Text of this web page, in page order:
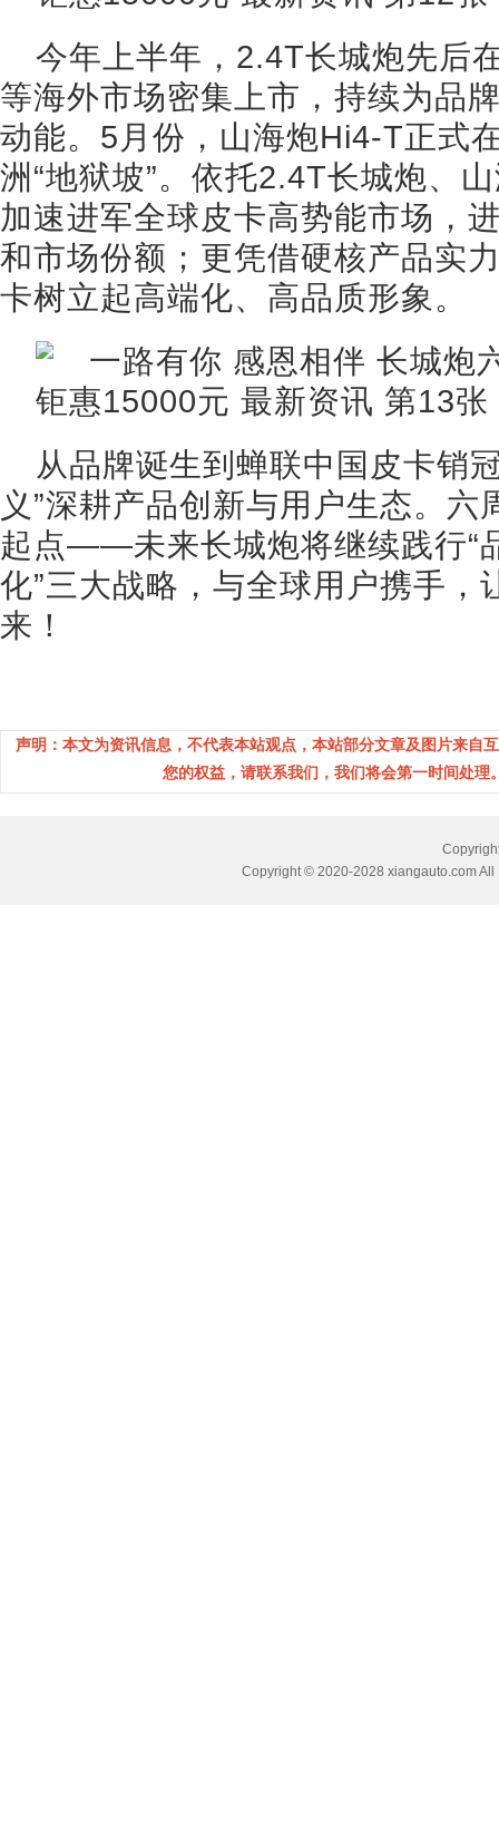
今年上半年，2.4T长城炮先后
等海外市场密集上市，持续为品
动能。5月份，山海炮Hi4-T正式
洲“地狱坡”。依托2.4T长城炮、
加速进军全球皮卡高势能市场，
和市场份额；更凭借硬核产品实
卡树立起高端化、高品质形象。
从品牌诞生到蝉联中国皮卡销
义”深耕产品创新与用户生态。
起点——未来长城炮将继续践行“
化”三大战略，与全球用户携手，
来！
声明：本文为资讯信息，不代表本站观点，本站部分文章及图片来自
您的权益，请联系我们，我们将会第一时间处
Copyright © 2020-2028 xiangauto.com